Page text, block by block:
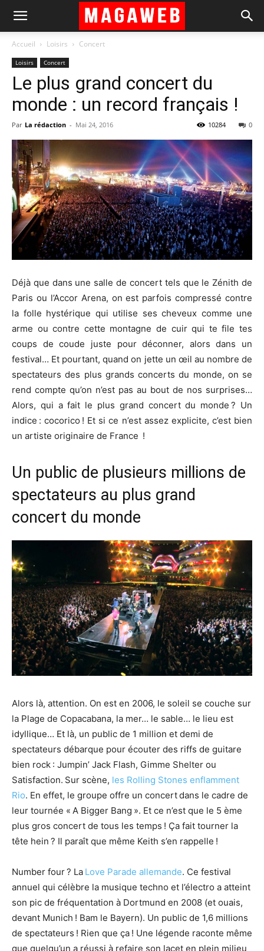
Accueil Loisirs Concert
Loisirs Concert
Le plus grand concert du
monde : un record français !
Par La rédaction - Mai 24, 2016 0
10284
Déjà que dans une salle de concert tels que le Zénithde
Paris ou l’Accor Arena, on est parfois compressé contre
la folle hystérique qui utilise ses cheveux comme une
arme ou contre cette montagne de cuir qui te file tes
coups de coude juste pour déconner, alors dans un
festival… Et pourtant, quand on jette un œil au nombre de
spectateurs des plus grands concerts du monde, on se
rend compte qu’on n’est pas au bout de nos surprises…
Alors, qui a fait le plus grand concert du monde ? Un
indice : cocorico ! Et si ce n’est assez explicite, c’est bien
un artiste originaire de France !
Un public de plusieurs millions de
spectateurs au plus grand
concert du monde
Alors là, attention. On est en 2006, le soleil se couche sur
la Plage de Copacabana, la mer… le sable… le lieu est
idyllique… Et là, un public de 1 million et demi de
spectateurs débarque pour écouter des riffs de guitare
bien rock : Jumpin’ Jack Flash, Gimme Shelter ou
Satisfaction. Sur scène, les Rolling Stones enflamment
Rio. En effet, le groupe offre un concert dans le cadre de
leur tournée « A Bigger Bang ». Et ce n’est que le 5 ème
plus gros concert de tous les temps ! Ça fait tourner la
tête hein ? Il paraît que même Keith s’en rappelle !
Number four ? La Love Parade allemande. Ce festival
annuel qui célèbre la musique techno et l’électro a atteint
son pic de fréquentation à Dortmund en 2008 (et ouais,
devant Munich ! Bam le Bayern). Un public de 1,6 millions
de spectateurs ! Rien que ça ! Une légende raconte même
que quelqu’un a réussi à refaire son lacet en plein milieu